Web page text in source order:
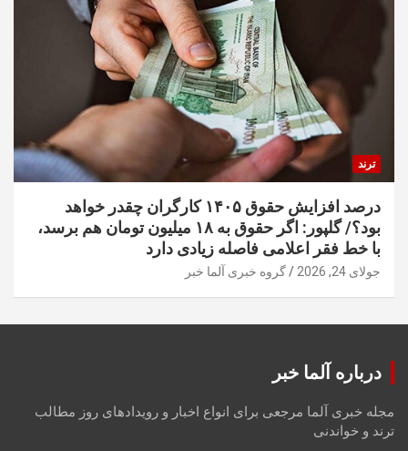
ترند
درصد افزایش حقوق ۱۴۰۵ کارگران چقدر خواهد
بود؟/ گلپور: اگر حقوق به ۱۸ میلیون تومان هم برسد،
با خط فقر اعلامی فاصله زیادی دارد
جولای 24, 2026 گروه خبری آلما خبر
درباره آلما خبر
مجله خبری آلما مرجعی برای انواع اخبار و رویدادهای روز مطالب
ترند و خواندنی